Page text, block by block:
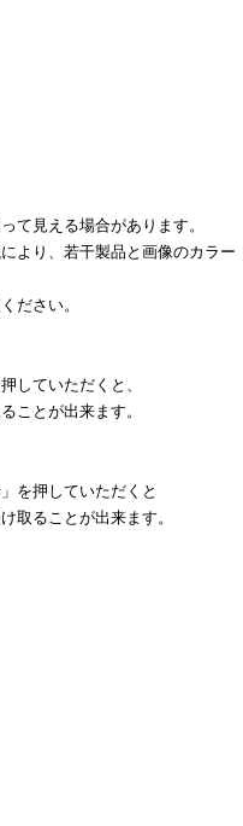
て見える場合があります。
より、若干製品と画像のカラー
ださい。
していただくと、
ことが出来ます。
を押していただくと
取ることが出来ます。